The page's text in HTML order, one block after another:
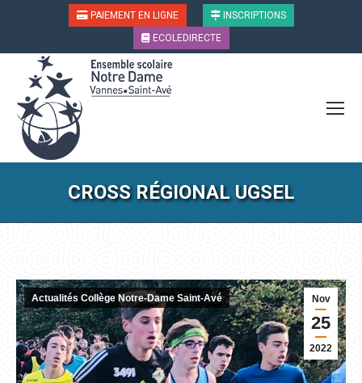
PAIEMENT EN LIGNE
INSCRIPTIONS
ECOLEDIRECTE
CROSS RÉGIONAL UGSEL
Nov
25
2022
Actualités Collège Notre-Dame Saint-Avé